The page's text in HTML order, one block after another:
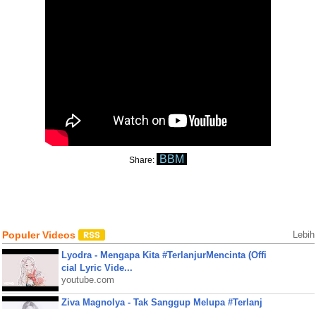
Share: BBM
Populer Videos Lebih
Lyodra - Mengapa Kita #TerlanjurMencinta (Offi
cial Lyric Vide...
youtube.com
Ziva Magnolya - Tak Sanggup Melupa #Terlanj